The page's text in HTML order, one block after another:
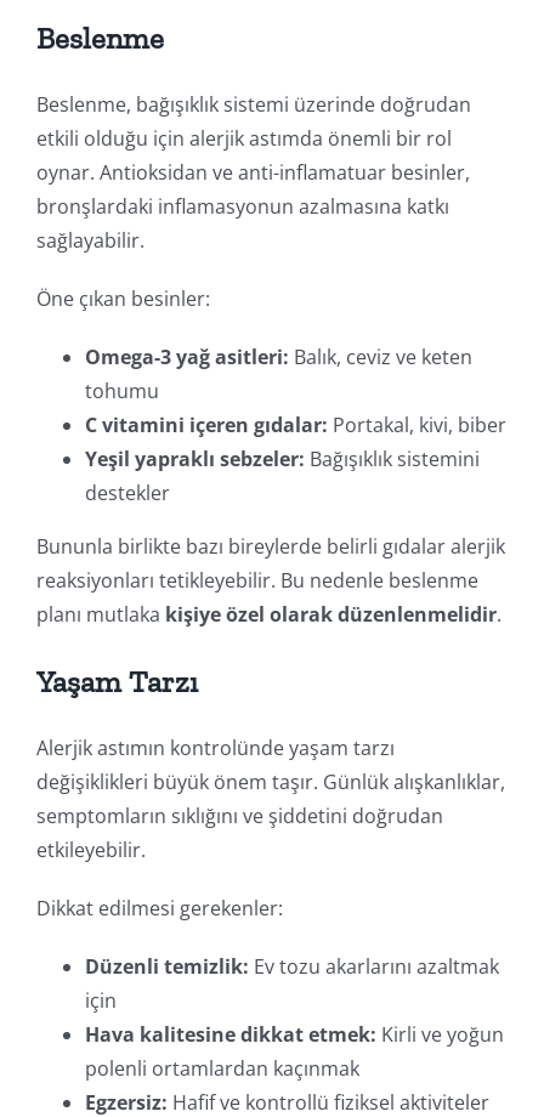
Beslenme
Beslenme, bağışıklık sistemi üzerinde doğrudan
etkili olduğu için alerjik astımda önemli bir rol
oynar. Antioksidan ve anti-inflamatuar besinler,
bronşlardaki inflamasyonun azalmasına katkı
sağlayabilir.
Öne çıkan besinler:
Omega-3 yağ asitleri: Balık, ceviz ve keten
tohumu
C vitamini içeren gıdalar: Portakal, kivi, biber
Yeşil yapraklı sebzeler: Bağışıklık sistemini
destekler
Bununla birlikte bazı bireylerde belirli gıdalar alerjik
reaksiyonları tetikleyebilir. Bu nedenle beslenme
planı mutlaka kişiye özel olarak düzenlenmelidir.
Yaşam Tarzı
Alerjik astımın kontrolünde yaşam tarzı
değişiklikleri büyük önem taşır. Günlük alışkanlıklar,
semptomların sıklığını ve şiddetini doğrudan
etkileyebilir.
Dikkat edilmesi gerekenler:
Düzenli temizlik: Ev tozu akarlarını azaltmak
için
Hava kalitesine dikkat etmek: Kirli ve yoğun
polenli ortamlardan kaçınmak
Egzersiz: Hafif ve kontrollü fiziksel aktiviteler